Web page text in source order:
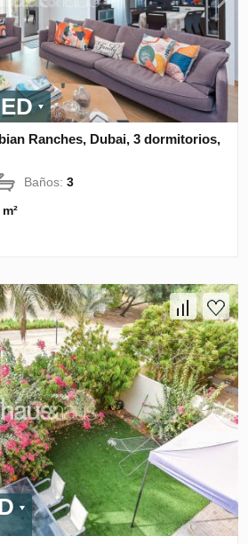
Ranches, Dubai, 3 dormitorios,
Baños:3